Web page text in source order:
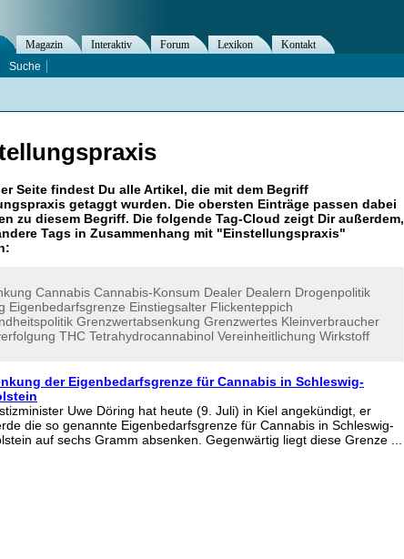
Seite findest Du alle Artikel, die mit dem Begriff
getaggt wurden. Die obersten Einträge passen dabei
zu diesem Begriff. Die folgende Tag-Cloud zeigt Dir außerdem,
Tags in Zusammenhang mit "Einstellungspraxis"
Cannabis Cannabis-Konsum Dealer Dealern Drogenpolitik
Eigenbedarfsgrenze Einstiegsalter Flickenteppich
Grenzwertabsenkung Grenzwertes Kleinverbraucher
THC Tetrahydrocannabinol Vereinheitlichung Wirkstoff
der Eigenbedarfsgrenze für Cannabis in Schleswig-
Uwe Döring hat heute (9. Juli) in Kiel angekündigt, er
die so genannte Eigenbedarfsgrenze für Cannabis in Schleswig-
auf sechs Gramm absenken. Gegenwärtig liegt diese Grenze ...
Magazin Interaktiv Forum Lexikon
Kontakt
Suche